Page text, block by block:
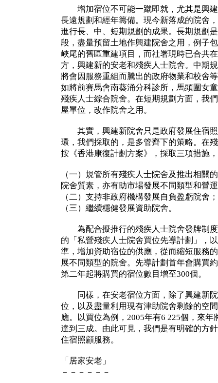
增加宿位不可能一蹴即就，尤其是興建
長遠規劃和經年籌備。現今新落成的院舍
進行長、中、短期規劃的成果。長期規劃
段，盡量預留土地作興建院舍之用，例子
峽尾的舊區重建項目，而社署現時已合共
方，興建新的安老和殘疾人士院舍。中期
將會因服務重組而騰出的政府物業和校舍
如將前賽馬會南葵涌分科診所，馬頭圍女
殘疾人士綜合院舍。在短期規劃方面，我
屋單位，改作院舍之用。
其實，興建新院舍只是政府發展住宿照
環，我們採取的，是多管齊下的策略。在
按《香港康復計劃方案》，採取三項措施
（一）規管所有殘疾人士院舍及推出相關
院舍質素，亦有助市場發展不同類型和營
（二）支持非政府機構發展自負盈虧院舍
（三）繼續穩健發展資助院舍。
為配合擬推行的殘疾人士院舍發牌制度
的「私營殘疾人士院舍買位先導計劃」，
準，增加資助宿位的供應，從而縮短服務
展不同類型的院舍。先導計劃首年會購買
第二年起將購買的宿位數目增至300個。
同樣，在安老宿位方面，除了興建新院
位，以及盡量利用現有津助院舍剩餘的空
應。以買位為例，2005年有6 225個，來年
達到三成。由此可見，我們是有明確的方
住宿照顧服務。
「居家安老」
－－－－－－